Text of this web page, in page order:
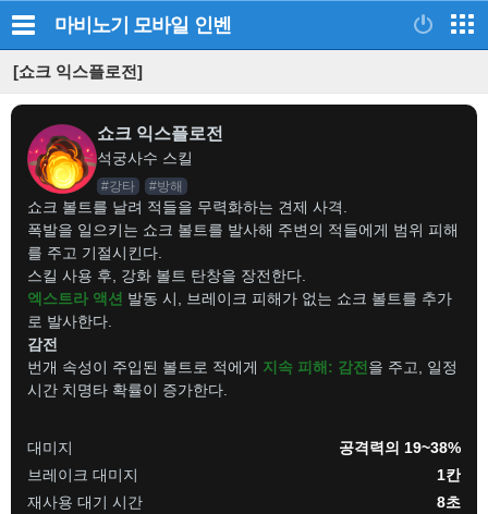
마비노기 모바일 인벤
[쇼크 익스플로전]
쇼크 익스플로전
석궁사수 스킬
#강타 #방해
쇼크 볼트를 날려 적들을 무력화하는 견제 사격.
폭발을 일으키는 쇼크 볼트를 발사해 주변의 적들에게 범위 피해
를 주고 기절시킨다.
스킬 사용 후, 강화 볼트 탄창을 장전한다.
엑스트라 액션 발동 시, 브레이크 피해가 없는 쇼크 볼트를 추가
로 발사한다.
감전
번개 속성이 주입된 볼트로 적에게 지속 피해: 감전 을 주고, 일정
시간 치명타 확률이 증가한다.
대미지
공격력의 19~38%
브레이크 대미지
1칸
재사용 대기 시간
8초